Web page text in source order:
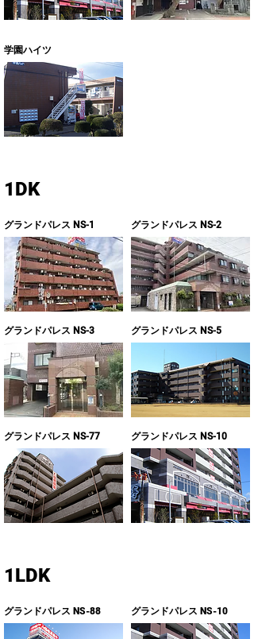
学園ハイツ
1DK
グランドパレス NS-1
グランドパレス NS-3
グランドパレス NS-77
グランドパレス NS-2
グランドパレス NS-5
グランドパレス NS-10
1LDK
グランドパレス NS-88 グランドパレス NS-10